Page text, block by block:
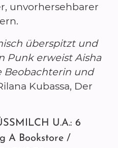
unvorhersehbarer
überspitzt und
Punk erweist Aisha
Beobachterin und
Kubassa, Der
U.A.: 6
A Bookstore /